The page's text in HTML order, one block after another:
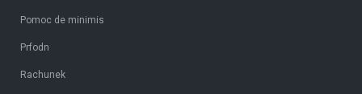
Pomoc de minimis
Prfodn
Rachunek